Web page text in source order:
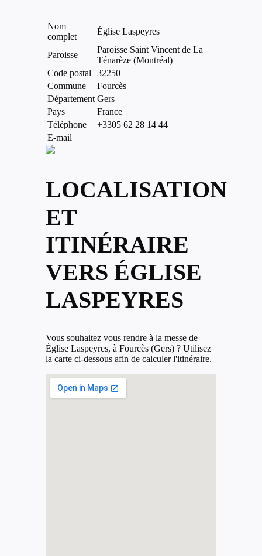
Nom
complet
Église Laspeyres
Paroisse
Paroisse Saint Vincent de La
Ténarèze (Montréal)
Code postal
32250
Commune
Fourcès
Département Gers
Pays
France
Téléphone
+3305 62 28 14 44
E-mail
LOCALISATION
ET
ITINÉRAIRE
VERS ÉGLISE
LASPEYRES
Vous souhaitez vous rendre à la messe de
Église Laspeyres, à Fourcès (Gers) ? Utilisez
la carte ci-dessous afin de calculer l'itinéraire.